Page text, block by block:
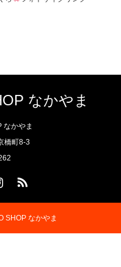
なかやま
なかやま
橋町8-3
SHOP なかやま